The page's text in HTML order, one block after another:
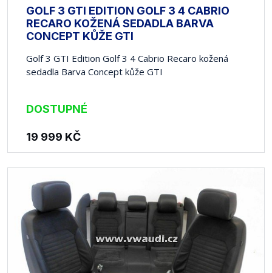
GOLF 3 GTI EDITION GOLF 3 4 CABRIO
RECARO KOŽENÁ SEDADLA BARVA
CONCEPT KŮŽE GTI
Golf 3 GTI Edition Golf 3 4 Cabrio Recaro kožená
sedadla Barva Concept kůže GTI
DOSTUPNÉ
19 999 KČ